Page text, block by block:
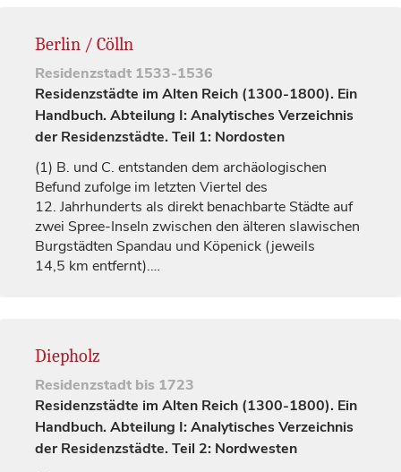
Berlin / Cölln
Residenzstadt 1533-1536
Residenzstädte im Alten Reich (1300-1800). Ein
Handbuch. Abteilung I: Analytisches Verzeichnis
der Residenzstädte. Teil 1: Nordosten
(1) B. und C. entstanden dem archäologischen
Befund zufolge im letzten Viertel des
12. Jahrhunderts als direkt benachbarte Städte auf
zwei Spree-Inseln zwischen den älteren slawischen
Burgstädten Spandau und Köpenick (jeweils
14,5 km entfernt).…
Diepholz
Residenzstadt bis 1723
Residenzstädte im Alten Reich (1300-1800). Ein
Handbuch. Abteilung I: Analytisches Verzeichnis
der Residenzstädte. Teil 2: Nordwesten